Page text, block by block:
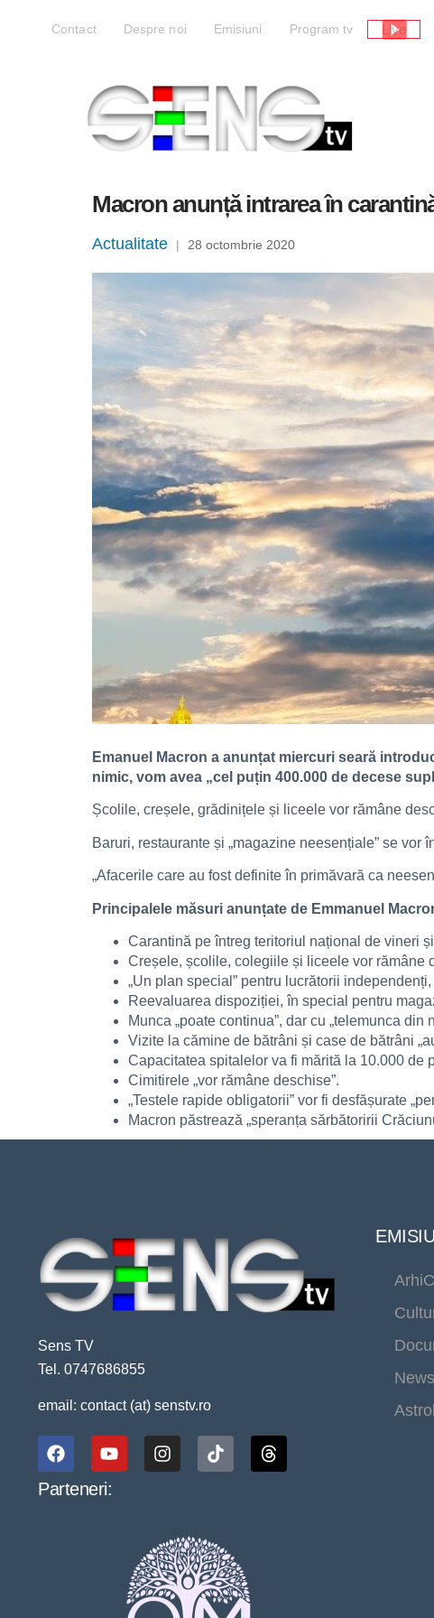
Contact Despre noi Emisiuni Program tv Live
Macron anunță intrarea în
Actualitate | 28 octombrie 2020
Emanuel Macron a anunțat miercuri seară
nimic, vom avea „cel puțin 400.000 de decese
Școlile, creșele, grădinițele și liceele vor rămâne
Baruri, restaurante și „magazine neesențiale” se vor
„Afacerile care au fost definite în primăvară ca
Principalele măsuri anunțate de Emmanuel
Carantină pe întreg teritoriul național de vineri
Creșele, școlile, colegiile și liceele vor rămâne
„Un plan special” pentru lucrătorii
Reevaluarea dispoziției, în special pentru
Munca „poate continua”, dar cu „telemunca din
Vizite la cămine de bătrâni și case de bătrâni
Capacitatea spitalelor va fi mărită la 10.000 de
Cimitirele „vor rămâne deschise”.
„Testele rapide obligatorii” vor fi desfășurate
Macron păstrează „speranța sărbătoririi
Sens TV
Tel. 0747686855
email: contact (at) senstv.ro
Parteneri: